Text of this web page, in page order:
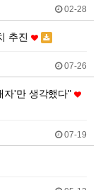
02-28
추진
07-26
자'만 생각했다"
07-19